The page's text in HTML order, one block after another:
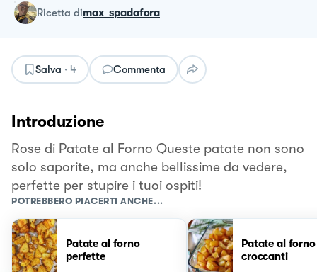
ricetta dimax_spadafora
Salva · 4 Commenta
Introduzione
Rose di Patate al Forno Queste patate non sono
solo saporite, ma anche bellissime da vedere,
perfette per stupire i tuoi ospiti!
POTREBBERO PIACERTI ANCHE...
Patate al forno
perfette
Patate al forno
croccanti